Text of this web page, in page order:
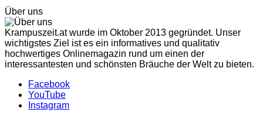
Über uns
Krampuszeit.at wurde im Oktober 2013 gegründet. Unser
wichtigstes Ziel ist es ein informatives und qualitativ
hochwertiges Onlinemagazin rund um einen der
interessantesten und schönsten Bräuche der Welt zu bieten.
Facebook
YouTube
Instagram